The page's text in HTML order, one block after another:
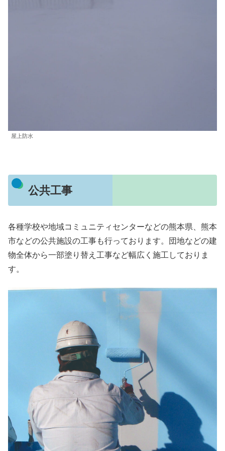
屋上防水
公共工事
各種学校や地域コミュニティセンターなどの熊本県、熊本
市などの公共施設の工事も行っております。団地などの建
物全体から一部塗り替え工事など幅広く施工しておりま
す。